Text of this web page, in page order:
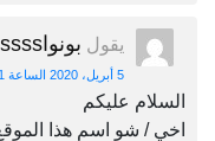
يقول بونواssss
5 أبريل، 2020 الساعة 9:01 م
السلام عليكم
اخي / شو اسم هذا